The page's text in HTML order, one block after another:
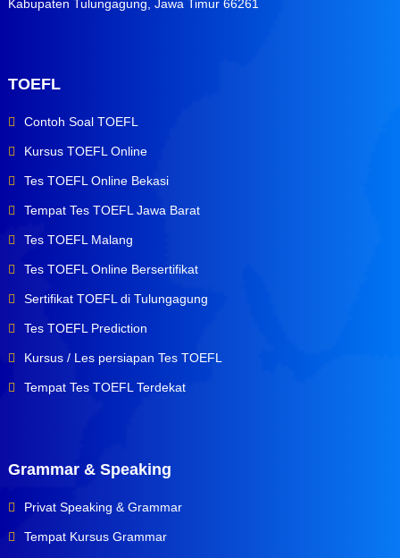
Kabupaten Tulungagung, Jawa Timur 66261
TOEFL
Contoh Soal TOEFL
Kursus TOEFL Online
Tes TOEFL Online Bekasi
Tempat Tes TOEFL Jawa Barat
Tes TOEFL Malang
Tes TOEFL Online Bersertifikat
Sertifikat TOEFL di Tulungagung
Tes TOEFL Prediction
Kursus / Les persiapan Tes TOEFL
Tempat Tes TOEFL Terdekat
Grammar & Speaking
Privat Speaking & Grammar
Tempat Kursus Grammar